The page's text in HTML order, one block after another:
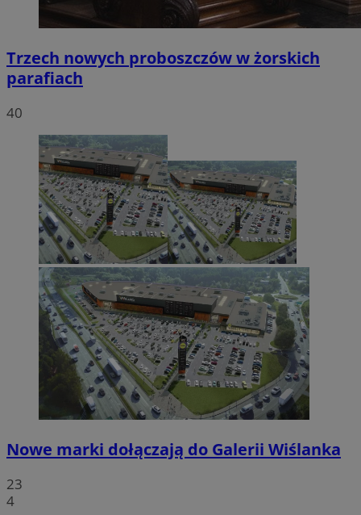
Trzech nowych proboszczów w żorskich
parafiach
40
Nowe marki dołączają do Galerii Wiślanka
23
4